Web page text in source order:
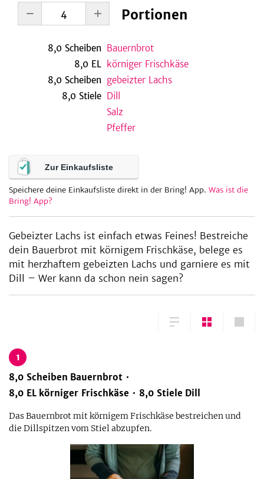
Portionen
8,0 Scheiben Bauernbrot
8,0 EL körniger Frischkäse
8,0 Scheiben gebeizter Lachs
8,0 Stiele Dill
Salz
Pfeffer
Zur Einkaufsliste
Speichere deine Einkaufsliste direkt in der Bring! App. Was ist die
Bring! App?
Gebeizter Lachs ist einfach etwas Feines! Bestreiche
dein Bauerbrot mit körnigem Frischkäse, belege es
mit herzhaftem gebeizten Lachs und garniere es mit
Dill – Wer kann da schon nein sagen?
1
8,0 Scheiben Bauernbrot
8,0 EL körniger Frischkäse 8,0 Stiele Dill
Das Bauernbrot mit körnigem Frischkäse bestreichen und
die Dillspitzen vom Stiel abzupfen.